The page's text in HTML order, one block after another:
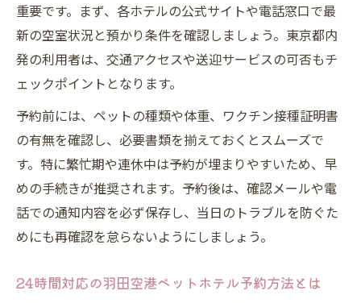
羽田空港ペットホテル利用前の東京都発事
前準備
羽田空港ペットホテルで必要な持ち物と準
備リスト
駐車場情報も押さえる羽田空港ペットホテ
ルの使い方
評判を事前に調べて安心する羽田空港ペッ
トホテル
ブログや口コミ活用で羽田空港ペットホテ
ルを比較
空室確保に強い羽田空港ペットホテル活用法
重要です。まず、各ホテルの公式サイトや電話窓口で最
新の空室状況と預かり条件を確認しましょう。東京都内
発の利用者は、交通アクセスや送迎サービスの可否もチ
ェックポイントとなります。
予約前には、ペットの種類や体重、ワクチン接種証明書
の有無を確認し、必要書類を揃えておくとスムーズで
す。特に繁忙期や連休中は予約が埋まりやすいため、早
めの手続きが推奨されます。予約後は、確認メールや電
話での通知内容を必ず保存し、当日のトラブルを防ぐた
めにも再確認を怠らないようにしましょう。
24時間対応の羽田空港ペットホテル予約方法とは